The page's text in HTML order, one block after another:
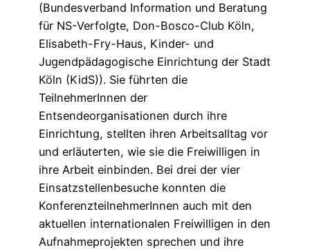
(Bundesverband Information und Beratung
für NS-Verfolgte, Don-Bosco-Club Köln,
Elisabeth-Fry-Haus, Kinder- und
Jugendpädagogische Einrichtung der Stadt
Köln (KidS)). Sie führten die
TeilnehmerInnen der
Entsendeorganisationen durch ihre
Einrichtung, stellten ihren Arbeitsalltag vor
und erläuterten, wie sie die Freiwilligen in
ihre Arbeit einbinden. Bei drei der vier
Einsatzstellenbesuche konnten die
KonferenzteilnehmerInnen auch mit den
aktuellen internationalen Freiwilligen in den
Aufnahmeprojekten sprechen und ihre